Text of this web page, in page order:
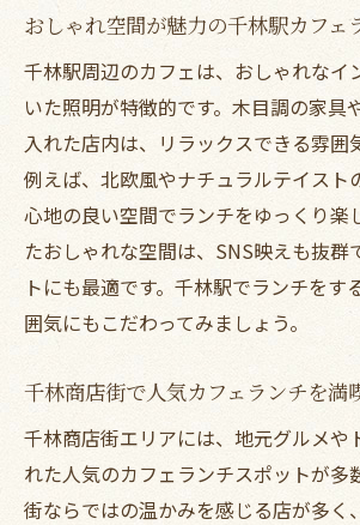
おしゃれ空間が魅力の千林駅カフェ
千林駅周辺のカフェは、おしゃれなイ
いた照明が特徴的です。木目調の家具
入れた店内は、リラックスできる雰囲
例えば、北欧風やナチュラルテイスト
心地の良い空間でランチをゆっくり楽
たおしゃれな空間は、SNS映えも抜群
トにも最適です。千林駅でランチをす
囲気にもこだわってみましょう。
千林商店街で人気カフェランチを満
千林商店街エリアには、地元グルメや
れた人気のカフェランチスポットが多
街ならではの温かみを感じる店が多く